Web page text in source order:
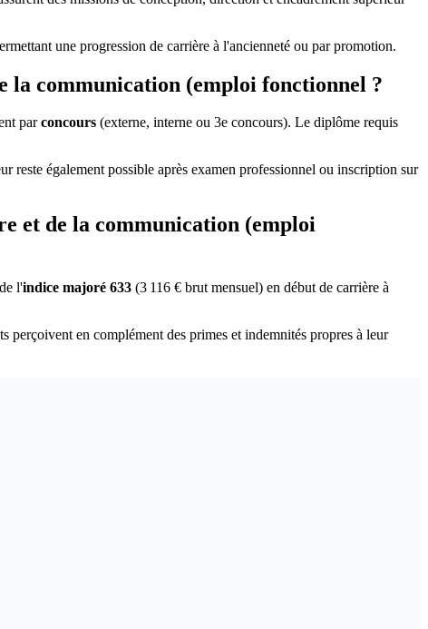
une progression de carrière à l'ancienneté ou par promotion.
la communication (emploi fonctionnel ?
parconcours (externe, interne ou 3e concours). Le diplôme requis
également possible après examen professionnel ou inscription sur
et de la communication (emploi
l'indice majoré 633 (3 116 € brut mensuel) en début de carrière à
perçoivent en complément des primes et indemnités propres à leur